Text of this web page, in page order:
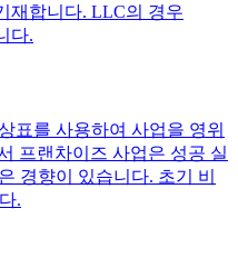
재합니다. LLC의 경우
다.
표를 사용하여 사업을 영위
프랜차이즈 사업은 성공 실
경향이 있습니다. 초기 비
.